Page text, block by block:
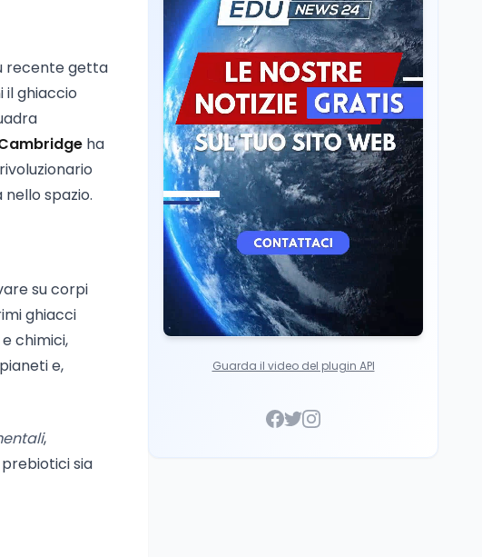
recente getta
il ghiaccio
ha
spazio.
su corpi
ghiacci
chimici,
e,
,
sia
Cultura6 ago
Spesa culturale in
Lombardia da record,
ma la voragine Nord-
Sud triplica
Cultura 6 ago
Francesco Guccini si è
spento a Pàvana: addio
al Maestrone
Guarda il video del plugin API